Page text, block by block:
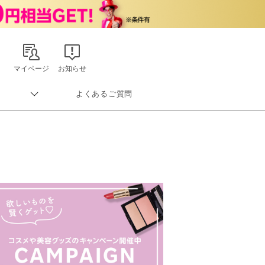
お知らせ
マイページ
よくあるご質問